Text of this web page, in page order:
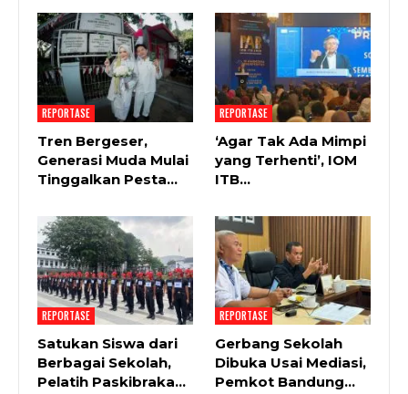
REPORTASE
Tren Bergeser,
Generasi Muda Mulai
Tinggalkan Pesta…
REPORTASE
‘Agar Tak Ada Mimpi
yang Terhenti’, IOM
ITB…
REPORTASE
Satukan Siswa dari
Berbagai Sekolah,
Pelatih Paskibraka…
REPORTASE
Gerbang Sekolah
Dibuka Usai Mediasi,
Pemkot Bandung…